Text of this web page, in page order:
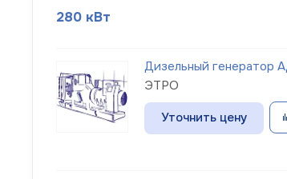
280 кВт
Дизельный генератор
ЭТРО
Уточнить цену